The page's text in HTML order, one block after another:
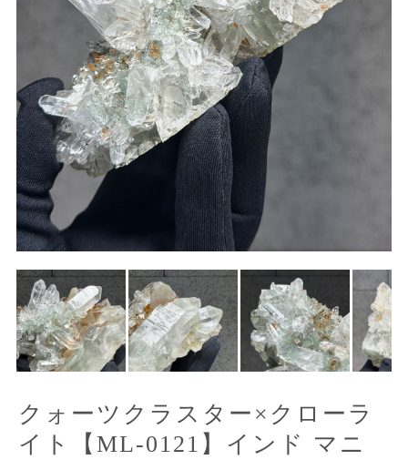
クォーツクラスター×クローラ
イト【ML-0121】インド マニ